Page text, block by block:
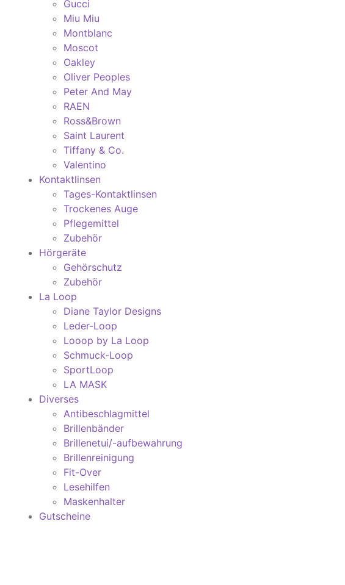
Gucci
Miu Miu
Montblanc
Moscot
Oakley
Oliver Peoples
Peter And May
RAEN
Ross&Brown
Saint Laurent
Tiffany & Co.
Valentino
Kontaktlinsen
Tages-Kontaktlinsen
Trockenes Auge
Pflegemittel
Zubehör
Hörgeräte
Gehörschutz
Zubehör
La Loop
Diane Taylor Designs
Leder-Loop
Looop by La Loop
Schmuck-Loop
SportLoop
LA MASK
Diverses
Antibeschlagmittel
Brillenbänder
Brillenetui/-aufbewahrung
Brillenreinigung
Fit-Over
Lesehilfen
Maskenhalter
Gutscheine